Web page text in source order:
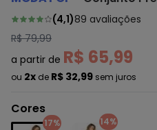
(4,1)89 avaliações
R$ 79,99
a partir de R$ 65,99
ou 2x de R$ 32,99 sem juros
Cores
17% 14%